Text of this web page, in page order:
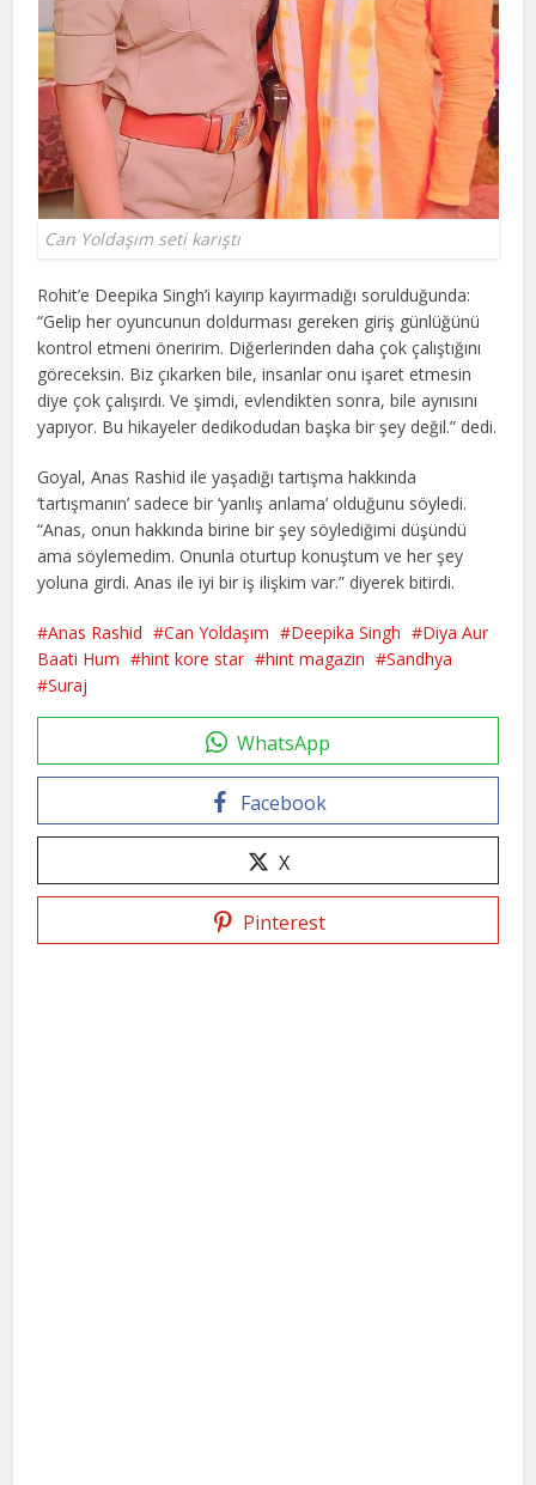
Can Yoldaşım seti karıştı
Rohit’e Deepika Singh’i kayırıp kayırmadığı sorulduğunda:
“Gelip her oyuncunun doldurması gereken giriş günlüğünü
kontrol etmeni öneririm. Diğerlerinden daha çok çalıştığını
göreceksin. Biz çıkarken bile, insanlar onu işaret etmesin
diye çok çalışırdı. Ve şimdi, evlendikten sonra, bile aynısını
yapıyor. Bu hikayeler dedikodudan başka bir şey değil.” dedi.
Goyal, Anas Rashid ile yaşadığı tartışma hakkında
‘tartışmanın’ sadece bir ‘yanlış anlama’ olduğunu söyledi.
“Anas, onun hakkında birine bir şey söylediğimi düşündü
ama söylemedim. Onunla oturtup konuştum ve her şey
yoluna girdi. Anas ile iyi bir iş ilişkim var.” diyerek bitirdi.
Anas Rashid Can Yoldaşım Deepika Singh
Diya Aur
Baati Hum
hint kore star hint magazin
Sandhya
Suraj
WhatsApp
Facebook
X
Pinterest